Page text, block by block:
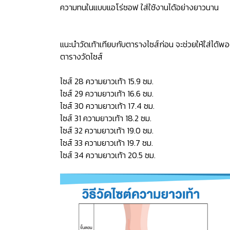
ความทนในแบบแอโร่ซอฟ ใส่ใช้งานได้อย่างยาวนาน
แนะนำวัดเท้าเทียบกับตารางไซส์ก่อน จะช่วยให้ใส่ได้พ
ตารางวัดไซส์
ไซส์ 28 ความยาวเท้า 15.9 ซม.
ไซส์ 29 ความยาวเท้า 16.6 ซม.
ไซส์ 30 ความยาวเท้า 17.4 ซม.
ไซส์ 31 ความยาวเท้า 18.2 ซม.
ไซส์ 32 ความยาวเท้า 19.0 ซม.
ไซส์ 33 ความยาวเท้า 19.7 ซม.
ไซส์ 34 ความยาวเท้า 20.5 ซม.